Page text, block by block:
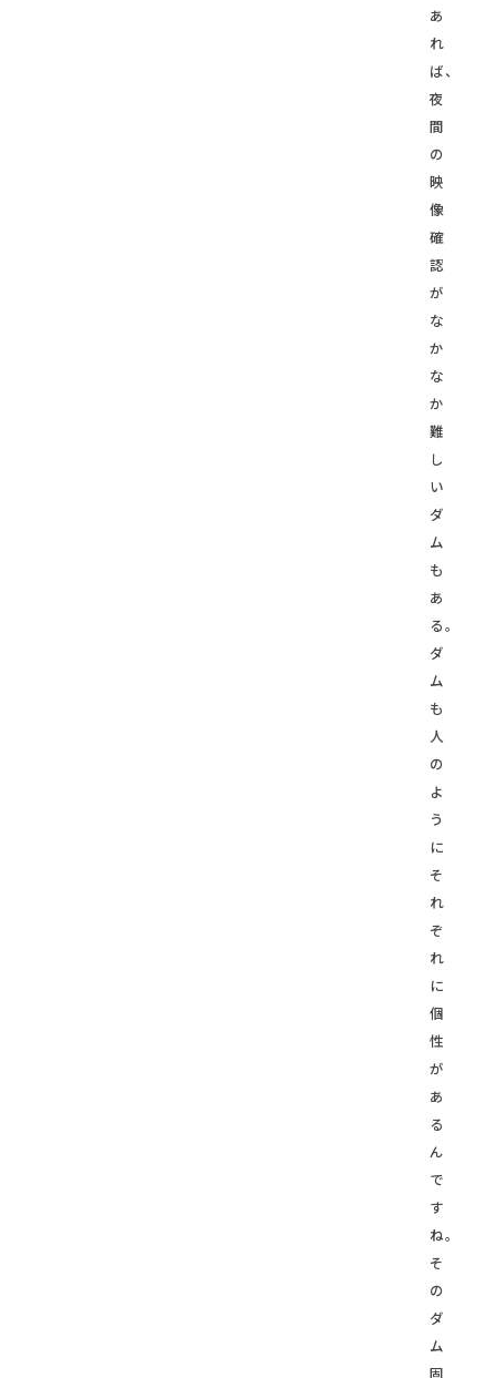
あ
れ
ば、
夜
間
の
映
像
確
認
が
な
か
な
か
難
し
い
ダ
ム
も
あ
る。
ダ
ム
も
人
の
よ
う
に
そ
れ
ぞ
れ
に
個
性
が
あ
る
ん
で
す
ね。
そ
の
ダ
ム
固